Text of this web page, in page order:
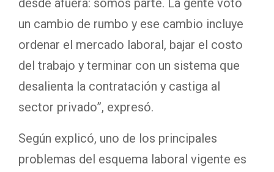
desde afuera: somos parte. La gente votó
un cambio de rumbo y ese cambio incluye
ordenar el mercado laboral, bajar el costo
del trabajo y terminar con un sistema que
desalienta la contratación y castiga al
sector privado”, expresó.
Según explicó, uno de los principales
problemas del esquema laboral vigente es